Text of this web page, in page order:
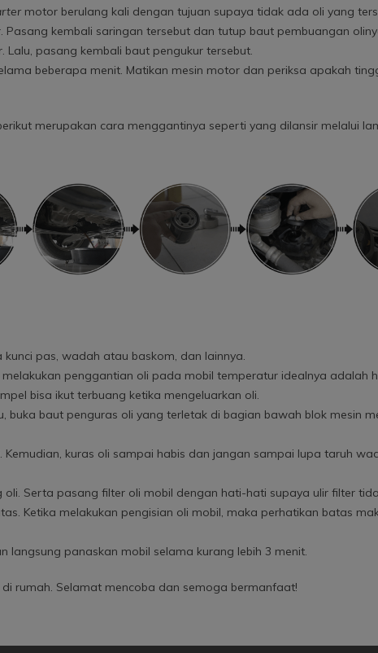
motor berulang kali dengan tujuan supaya tidak ada oli yang
kembali saringan tersebut dan tutup baut pembuangan
pasang kembali baut pengukur tersebut.
beberapa menit. Matikan mesin motor dan periksa apakah
merupakan cara menggantinya seperti yang dilansir melalui
pas, wadah atau baskom, dan lainnya.
penggantian oli pada mobil temperatur idealnya adalah
bisa ikut terbuang ketika mengeluarkan oli.
buka baut penguras oli yang terletak di bagian bawah blok mesin
kuras oli sampai habis dan jangan sampai lupa taruh
Serta pasang filter oli mobil dengan hati-hati supaya ulir filter
Ketika melakukan pengisian oli mobil, maka perhatikan batas
langsung panaskan mobil selama kurang lebih 3 menit.
rumah. Selamat mencoba dan semoga bermanfaat!